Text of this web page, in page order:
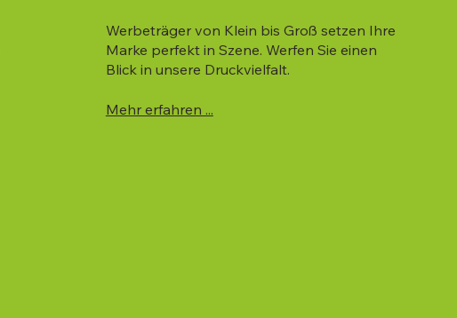
Werbeträger von Klein bis Groß setzen Ihre
Marke perfekt in Szene. Werfen Sie einen
Blick in unsere Druckvielfalt.
Mehr erfahren ...